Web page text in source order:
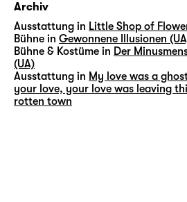
Archiv
Ausstattung in Little Shop of
Bühne in Gewonnene Illusionen
Bühne & Kostüme in Der
(UA)
Ausstattung in My love was a
your love, your love was leaving
rotten town